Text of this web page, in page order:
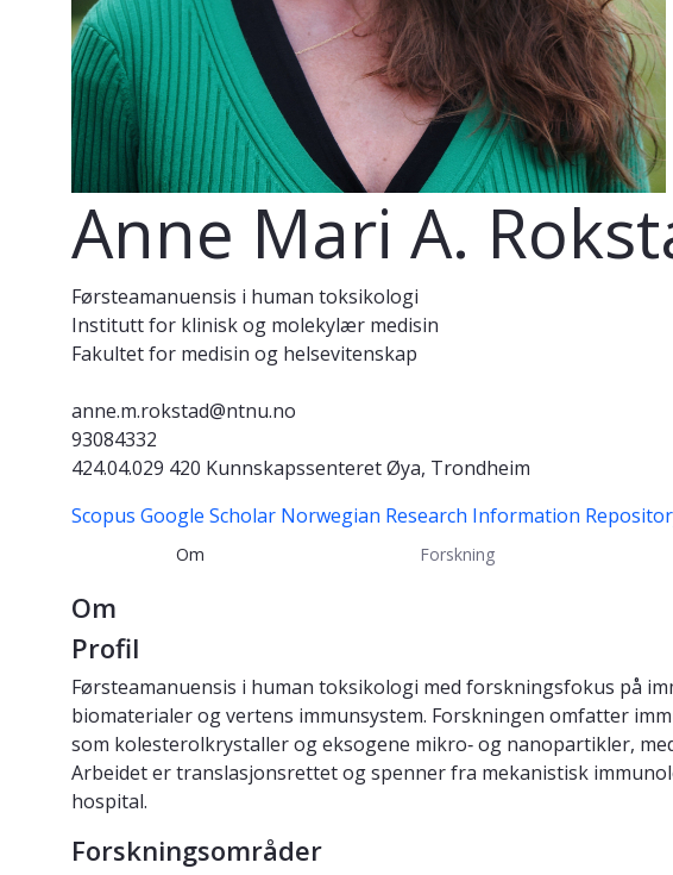
Anne Mari A.
Førsteamanuensis i human toksikologi
Institutt for klinisk og molekylær medisin
Fakultet for medisin og helsevitenskap
anne.m.rokstad@ntnu.no
93084332
424.04.029 420 Kunnskapssenteret Øya, Trondheim
Scopus Google Scholar Norwegian Research Information
Om Forskning
Om
Profil
Førsteamanuensis i human toksikologi med forskningsfokus på
biomaterialer og vertens immunsystem. Forskningen omfatter
som kolesterolkrystaller og eksogene mikro‑ og nanopartikler,
Arbeidet er translasjonsrettet og spenner fra mekanistisk
hospital.
Forskningsområder